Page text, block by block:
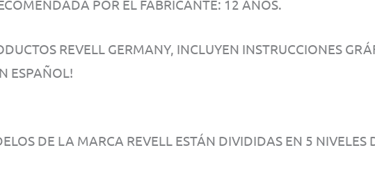
POR EL FABRICANTE: 12 AÑOS.
REVELL GERMANY, INCLUYEN INSTRUCCIONES
ESPAÑOL!
DE LA MARCA REVELL ESTÁN DIVIDIDAS EN 5 NIVELES